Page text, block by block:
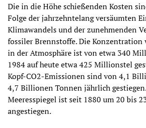
Die in die Höhe schießenden Kosten
Folge der jahrzehntelang versäumten
Klimawandels und der zunehmenden
fossiler Brennstoffe. Die
in der Atmosphäre ist von etwa 340
1984 auf heute etwa 425 Millionstel
Kopf-CO2-Emissionen sind von 4,1
4,7 Billionen Tonnen jährlich
Meeresspiegel ist seit 1880 um 20 bis
angestiegen.